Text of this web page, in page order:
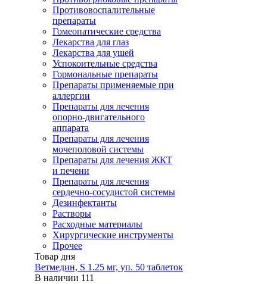
Противовоспалительные
препараты
Гомеопатические средства
Лекарства для глаз
Лекарства для ушей
Успокоительные средства
Гормональные препараты
Препараты применяемые при
аллергии
Препараты для лечения
опорно-двигательного
аппарата
Препараты для лечения
мочеполовой системы
Препараты для лечения ЖКТ
и печени
Препараты для лечения
сердечно-сосудистой системы
Дезинфектанты
Растворы
Расходные материалы
Хирургические инструменты
Прочее
Товар дня
Ветмедин, S 1.25 мг, уп. 50 таблеток
В наличии 111